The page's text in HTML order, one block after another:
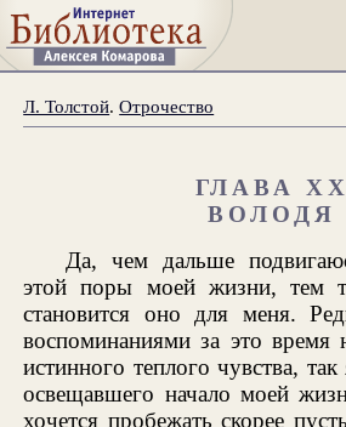
Л. Толстой.Отрочество
ГЛАВА XX
ВОЛОДЯ
Да, чем дальше
этой поры моей жизни, тем
становится оно для меня.
воспоминаниями за это
истинного теплого чувства,
освещавшего начало моей
хочется пробежать скорее